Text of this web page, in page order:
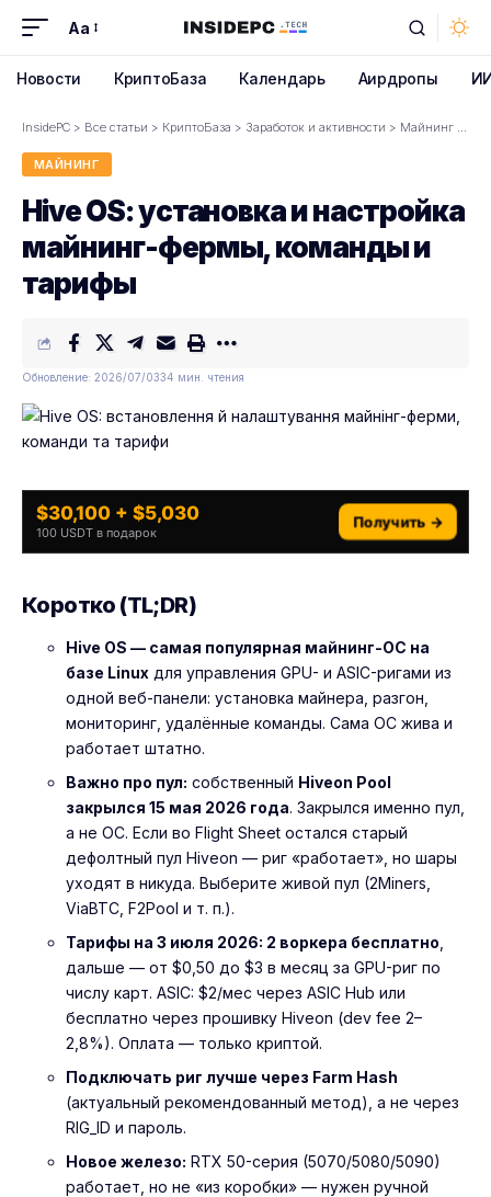
Font
Aa
Новости КриптоБаза Календарь Аирдропы
InsidePC > Все статьи > КриптоБаза > Заработок и активности > Майнинг
МАЙНИНГ
Hive OS: установка и настройка
майнинг-фермы, команды и
тарифы
Обновление: 2026/07/0334 мин. чтения
$30,100 + $5,030
100 USDT в подарок
Получить →
Коротко (TL;DR)
Hive OS — самая популярная майнинг-ОС на
базе Linux для управления GPU- и ASIC-ригами из
одной веб-панели: установка майнера, разгон,
мониторинг, удалённые команды. Сама ОС жива и
работает штатно.
Важно про пул: собственный Hiveon Pool
закрылся 15 мая 2026 года. Закрылся именно пул,
а не ОС. Если во Flight Sheet остался старый
дефолтный пул Hiveon — риг «работает», но шары
уходят в никуда. Выберите живой пул (2Miners,
ViaBTC, F2Pool и т. п.).
Тарифы на 3 июля 2026: 2 воркера бесплатно
дальше — от $0,50 до $3 в месяц за GPU-риг по
числу карт. ASIC: $2/мес через ASIC Hub или
бесплатно через прошивку Hiveon (dev fee 2–
2,8%). Оплата — только криптой.
Подключать риг лучше через Farm Hash
(актуальный рекомендованный метод), а не через
RIG_ID и пароль.
Новое железо: RTX 50-серия (5070/5080/5090)
работает, но не «из коробки» — нужен ручной